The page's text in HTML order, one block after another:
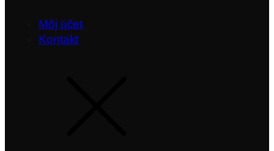
Môj účet
Kontakt